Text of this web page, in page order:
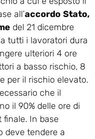
all’accordo Stato,
del 21 dicembre
tutti i lavoratori dura
ulteriori 4 ore
a basso rischio, 8
per il rischio elevato.
che il
il 90% delle ore di
In base
deve tendere a